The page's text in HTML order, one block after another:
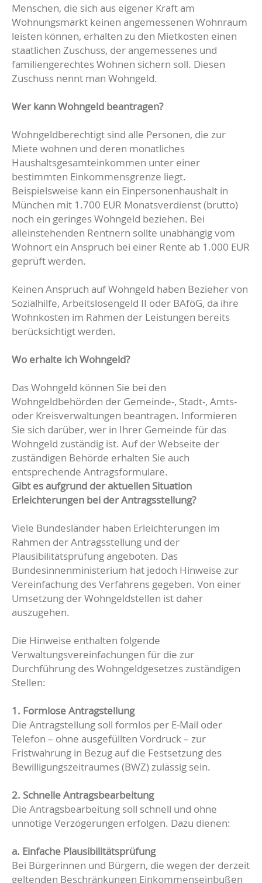
Menschen, die sich aus eigener Kraft am
Wohnungsmarkt keinen angemessenen Wohnraum
leisten können, erhalten zu den Mietkosten einen
staatlichen Zuschuss, der angemessenes und
familiengerechtes Wohnen sichern soll. Diesen
Zuschuss nennt man Wohngeld.
Wer kann Wohngeld beantragen?
Wohngeldberechtigt sind alle Personen, die zur
Miete wohnen und deren monatliches
Haushaltsgesamteinkommen unter einer
bestimmten Einkommensgrenze liegt.
Beispielsweise kann ein Einpersonenhaushalt in
München mit 1.700 EUR Monatsverdienst (brutto)
noch ein geringes Wohngeld beziehen. Bei
alleinstehenden Rentnern sollte unabhängig vom
Wohnort ein Anspruch bei einer Rente ab 1.000 EUR
geprüft werden.
Keinen Anspruch auf Wohngeld haben Bezieher von
Sozialhilfe, Arbeitslosengeld II oder BAföG, da ihre
Wohnkosten im Rahmen der Leistungen bereits
berücksichtigt werden.
Wo erhalte ich Wohngeld?
Das Wohngeld können Sie bei den
Wohngeldbehörden der Gemeinde-, Stadt-, Amts-
oder Kreisverwaltungen beantragen. Informieren
Sie sich darüber, wer in Ihrer Gemeinde für das
Wohngeld zuständig ist. Auf der Webseite der
zuständigen Behörde erhalten Sie auch
entsprechende Antragsformulare.
Gibt es aufgrund der aktuellen Situation
Erleichterungen bei der Antragsstellung?
Viele Bundesländer haben Erleichterungen im
Rahmen der Antragsstellung und der
Plausibilitätsprüfung angeboten. Das
Bundesinnenministerium hat jedoch Hinweise zur
Vereinfachung des Verfahrens gegeben. Von einer
Umsetzung der Wohngeldstellen ist daher
auszugehen.
Die Hinweise enthalten folgende
Verwaltungsvereinfachungen für die zur
Durchführung des Wohngeldgesetzes zuständigen
Stellen:
1. Formlose Antragstellung
Die Antragstellung soll formlos per E-Mail oder
Telefon – ohne ausgefüllten Vordruck – zur
Fristwahrung in Bezug auf die Festsetzung des
Bewilligungszeitraumes (BWZ) zulässig sein.
2. Schnelle Antragsbearbeitung
Die Antragsbearbeitung soll schnell und ohne
unnötige Verzögerungen erfolgen. Dazu dienen:
a. Einfache Plausibilitätsprüfung
Bei Bürgerinnen und Bürgern, die wegen der derzeit
geltenden Beschränkungen Einkommenseinbußen